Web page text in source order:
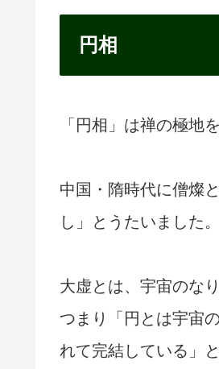
円相
「円相」は禅の極地
中国・隋時代に僧燦
し」とうたいました。
大虚とは、宇宙のな
つまり「円とは宇宙
れて完結している」